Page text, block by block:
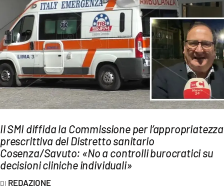
AMBIENTE
Streaming
LAC TV
LAC NETWORK
LAC ONAIR
LaC
Network
LACPLAY.IT
LACTV.IT
LACONAIR.IT
Il SMI diffida la Commissione per l’appropriatezza
prescrittiva del Distretto sanitario
Cosenza/Savuto: «No a controlli burocratici su
decisioni cliniche individuali»
REDAZIONE